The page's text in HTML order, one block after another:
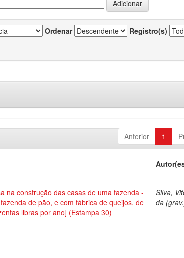
Ordenar Registro(s)
Anterior 1
na construção das casas de uma fazenda -
de pão, e com fábrica de queijos, de
libras por ano] (Estampa 30)
Silva,
da